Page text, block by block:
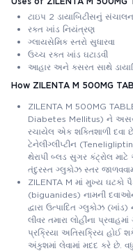
ટાઇપ 2 ડાયાબિટીસનું સંચાલન
રક્ત ખાંડ નિયંત્રણ
ગ્લાયસેમિક સ્તરો સુધારવા
ઉચ્ચ રક્ત ખાંડ ઘટાડવી
આહાર અને કસરત સાથે
How ZILENTA M 500MG
ZILENTA M 500MG
Diabetes Mellitus) ને
રચાયેલ એક શક્તિશાળી દવા
ટેનેલીગ્લીપ્ટીન
થેરાપી બ્લડ સુગર કંટ્રોલ
તંદુરસ્ત ગ્લુકોઝ સ્તર
ZILENTA M માં મુખ્ય ઘટકો
(biguanides) નામની
દ્વારા ઉત્પાદિત ગ્લુકોઝ
લીવર તમારા લોહીના
પ્રક્રિયા અતિસક્રિય હોઈ
અંકુશમાં લેવામાં મદદ કરે છે.